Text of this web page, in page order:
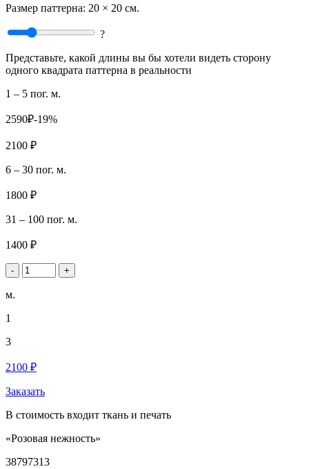
Размер паттерна: 20 × 20 см.
?
Представьте, какой длины вы бы хотели видеть сторону
одного квадрата паттерна в реальности
1 – 5 пог. м.
2590₽-19%
2100 ₽
6 – 30 пог. м.
1800 ₽
31 – 100 пог. м.
1400 ₽
- +
м.
1
3
2100 ₽
Заказать
В стоимость входит ткань и печать
«Розовая нежность»
38797313